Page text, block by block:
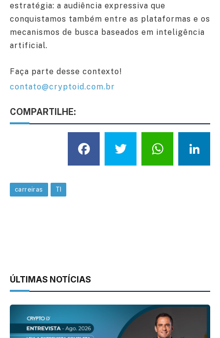
estratégia: a audiência expressiva que
conquistamos também entre as plataformas e os
mecanismos de busca baseados em inteligência
artificial.
Faça parte desse contexto!
contato@cryptoid.com.br
COMPARTILHE:
Facebook
Twitter
carreiras TI
ÚLTIMAS NOTÍCIAS